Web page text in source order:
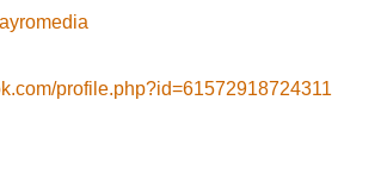
profile.php?id=61572918724311